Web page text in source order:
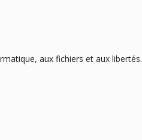
aux fichiers et aux libertés.